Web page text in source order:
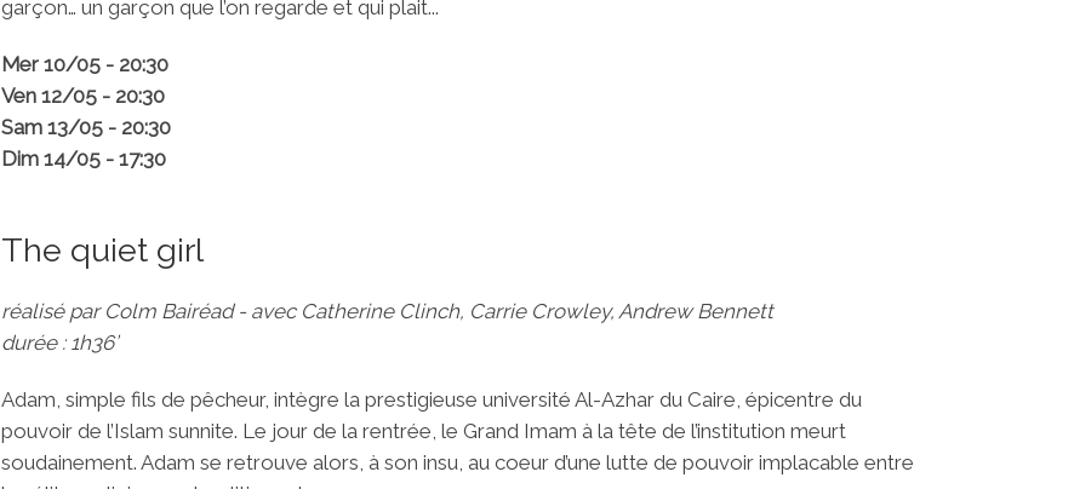
garçon… un garçon que l’on regarde et qui plait...
Mer 10/05 - 20:30
Ven 12/05 - 20:30
Sam 13/05 - 20:30
Dim 14/05 - 17:30
The quiet girl
réalisé par Colm Bairéad - avec Catherine Clinch, Carrie Crowley, Andrew Bennett
durée : 1h36’
Adam, simple fils de pêcheur, intègre la prestigieuse université Al-Azhar du Caire, épicentre du
pouvoir de l’Islam sunnite. Le jour de la rentrée, le Grand Imam à la tête de l’institution meurt
soudainement. Adam se retrouve alors, à son insu, au coeur d’une lutte de pouvoir implacable entre